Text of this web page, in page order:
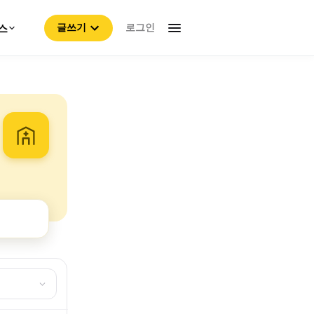
글쓰기 로그인